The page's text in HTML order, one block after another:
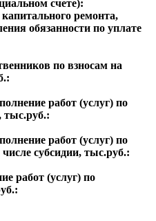
счете):
ремонта,
обязанности по уплате
по взносам на
работ (услуг) по
тыс.руб.:
работ (услуг) по
субсидии, тыс.руб.:
работ (услуг) по